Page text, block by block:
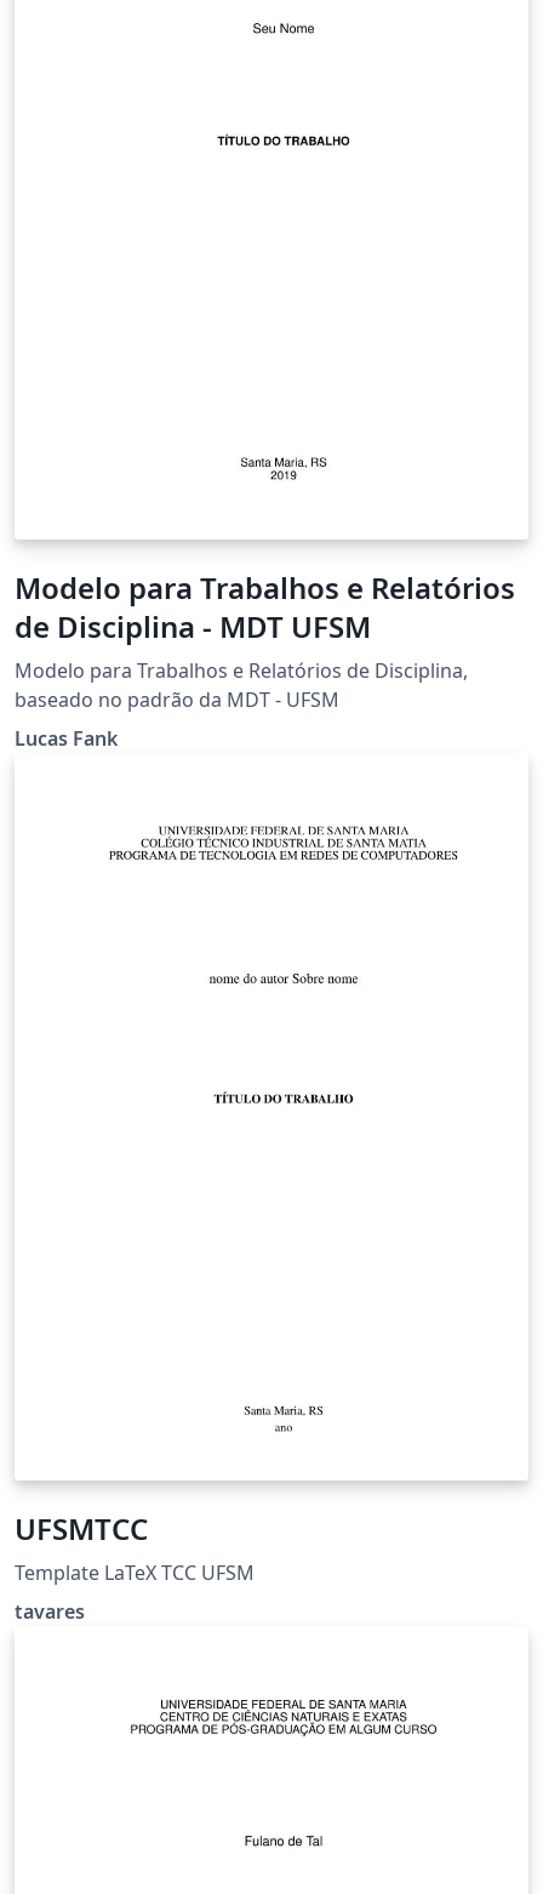
Modelo para Trabalhos e Relatórios
de Disciplina - MDT UFSM
Modelo para Trabalhos e Relatórios de Disciplina,
baseado no padrão da MDT - UFSM
Lucas Fank
UFSMTCC
Template LaTeX TCC UFSM
tavares